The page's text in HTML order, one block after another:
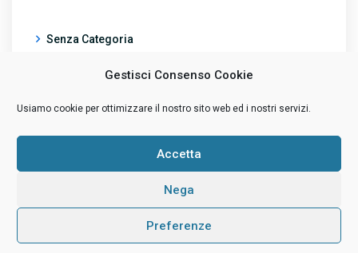
Gestisci Consenso Cookie
Usiamo cookie per ottimizzare il nostro sito web ed i nostri servizi.
Accetta
Nega
Preferenze
Senza Categoria
Copyright ©2021 Spingiti oltre il Visibile - P.Iva
01656770557